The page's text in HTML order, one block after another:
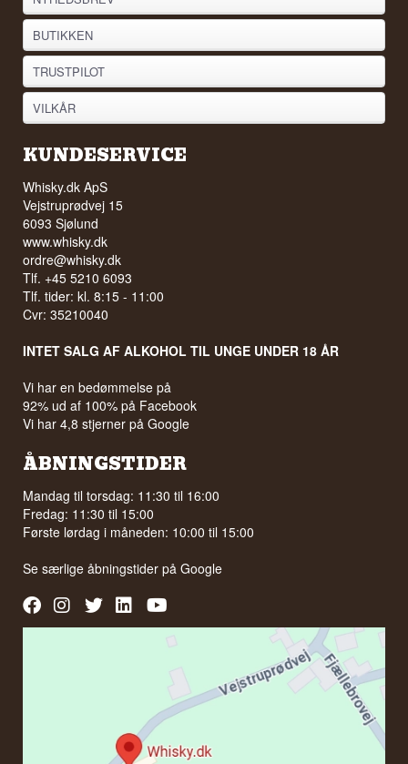
BUTIKKEN
TRUSTPILOT
VILKÅR
KUNDESERVICE
Whisky.dk ApS
Vejstruprødvej 15
6093 Sjølund
www.whisky.dk
ordre@whisky.dk
Tlf. +45 5210 6093
Tlf. tider: kl. 8:15 - 11:00
Cvr: 35210040
INTET SALG AF ALKOHOL TIL UNGE UNDER 18 ÅR
Vi har en bedømmelse på
92% ud af 100% på Facebook
Vi har 4,8 stjerner på Google
ÅBNINGSTIDER
Mandag til torsdag: 11:30 til 16:00
Fredag: 11:30 til 15:00
Første lørdag i måneden: 10:00 til 15:00
Se særlige åbningstider påGoogle